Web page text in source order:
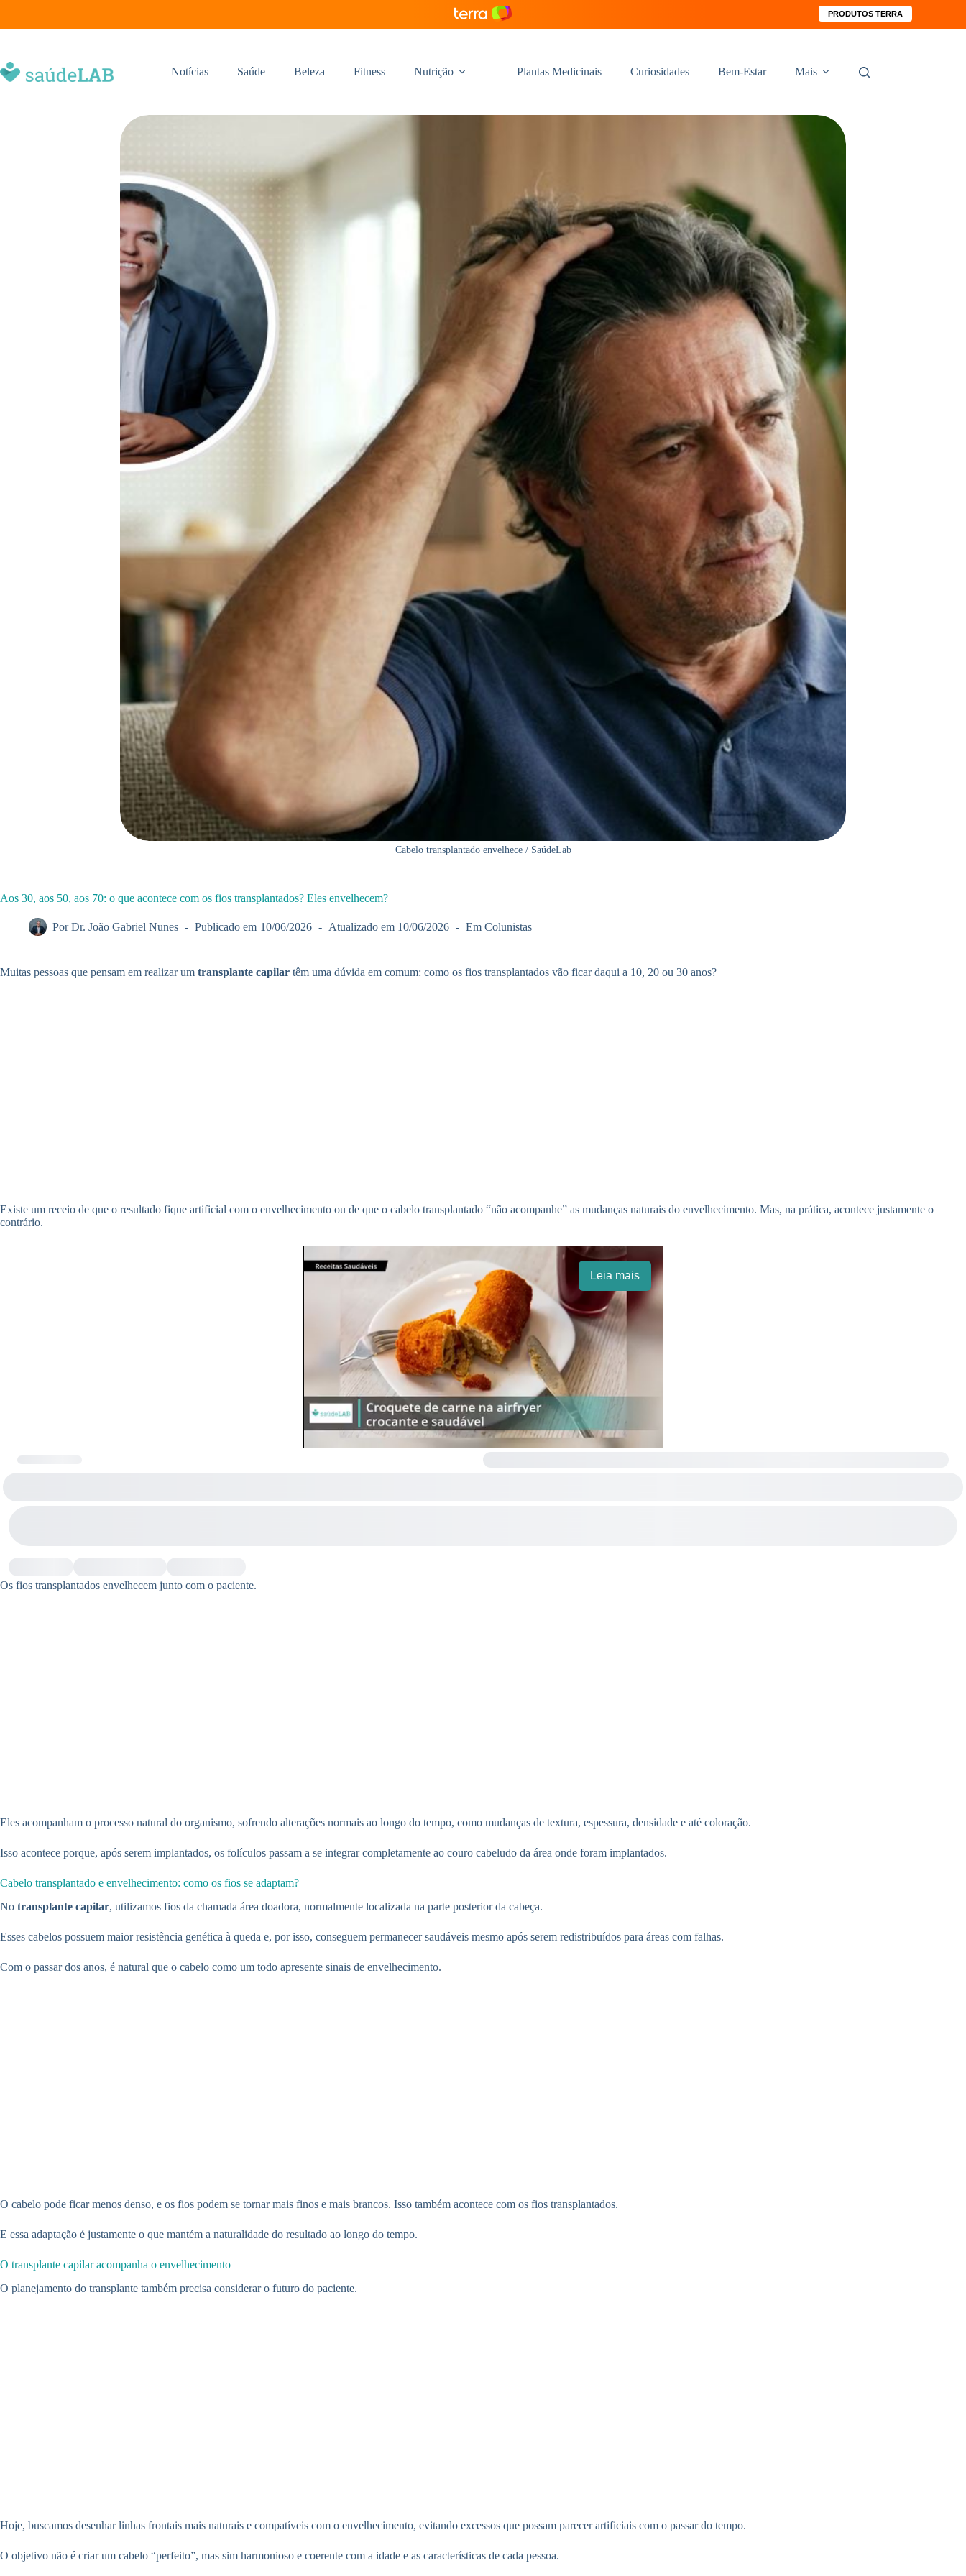
PRODUTOS TERRA
Notícias Saúde Beleza Fitness Nutrição Plantas Medicinais Curiosidades Bem-Estar Mais
Cabelo transplantado envelhece / SaúdeLab
Aos 30, aos 50, aos 70: o que acontece com os fios transplantados? Eles envelhecem?
Por Dr. João Gabriel Nunes Publicado em 10/06/2026 Atualizado em 10/06/2026 Em Colunistas
Muitas pessoas que pensam em realizar um transplante capilar têm uma dúvida em comum: como os fios transplantados vão ficar daqui a 10, 20 ou 30 anos?
Existe um receio de que o resultado fique artificial com o envelhecimento ou de que o cabelo transplantado “não acompanhe” as mudanças naturais do envelhecimento. Mas, na prática, acontece justamente o
contrário.
Leia mais
Os fios transplantados envelhecem junto com o paciente.
Eles acompanham o processo natural do organismo, sofrendo alterações normais ao longo do tempo, como mudanças de textura, espessura, densidade e até coloração.
Isso acontece porque, após serem implantados, os folículos passam a se integrar completamente ao couro cabeludo da área onde foram implantados.
Cabelo transplantado e envelhecimento: como os fios se adaptam?
No transplante capilar, utilizamos fios da chamada área doadora, normalmente localizada na parte posterior da cabeça.
Esses cabelos possuem maior resistência genética à queda e, por isso, conseguem permanecer saudáveis mesmo após serem redistribuídos para áreas com falhas.
Com o passar dos anos, é natural que o cabelo como um todo apresente sinais de envelhecimento.
O cabelo pode ficar menos denso, e os fios podem se tornar mais finos e mais brancos. Isso também acontece com os fios transplantados.
E essa adaptação é justamente o que mantém a naturalidade do resultado ao longo do tempo.
O transplante capilar acompanha o envelhecimento
O planejamento do transplante também precisa considerar o futuro do paciente.
Hoje, buscamos desenhar linhas frontais mais naturais e compatíveis com o envelhecimento, evitando excessos que possam parecer artificiais com o passar do tempo.
O objetivo não é criar um cabelo “perfeito”, mas sim harmonioso e coerente com a idade e as características de cada pessoa.